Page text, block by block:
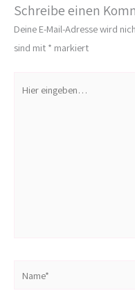
Schreibe einen
Deine E-Mail-Adresse wird
sind mit * markiert
eingeben…